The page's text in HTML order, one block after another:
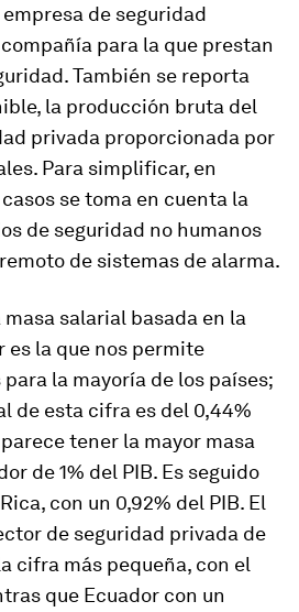
de seguridad
para la que prestan
También se reporta
la producción bruta del
privada proporcionada por
Para simplificar, en
se toma en cuenta la
de seguridad no humanos
de sistemas de alarma.
salarial basada en la
la que nos permite
la mayoría de los países;
de esta cifra es del 0,44%
tener la mayor masa
de 1% del PIB. Es seguido
con un 0,92% del PIB. El
de seguridad privada de
cifra más pequeña, con el
que Ecuador con un